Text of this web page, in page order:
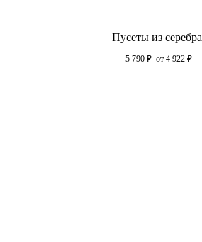
Пусеты из серебра
5 790 ₽ от 4 922 ₽